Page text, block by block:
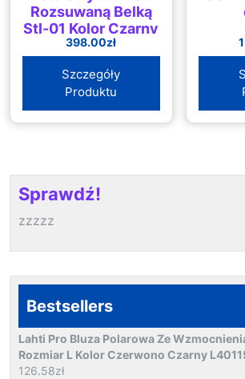
Rozsuwaną Belką
Stl-01 Kolor Czarny
398.00zł
Szczegóły
Produktu
Sprawdź!
zzzzz
Bestsellers
Lahti Pro Bluza Polarowa Ze
Rozmiar L Kolor Czerwono Czarny
126.58zł